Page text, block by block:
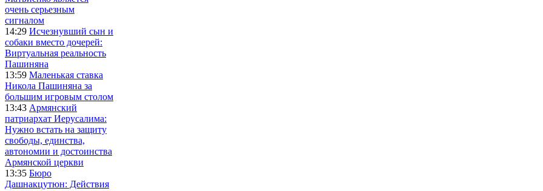
очень серьезным
сигналом
14:29 Исчезнувший сын и
собаки вместо дочерей:
Виртуальная реальность
Пашиняна
13:59 Маленькая ставка
Никола Пашиняна за
большим игровым столом
13:43 Армянский
патриархат Иерусалима:
Нужно встать на защиту
свободы, единства,
автономии и достоинства
Армянской церкви
13:35 Бюро
Дашнакцутюн: Действия